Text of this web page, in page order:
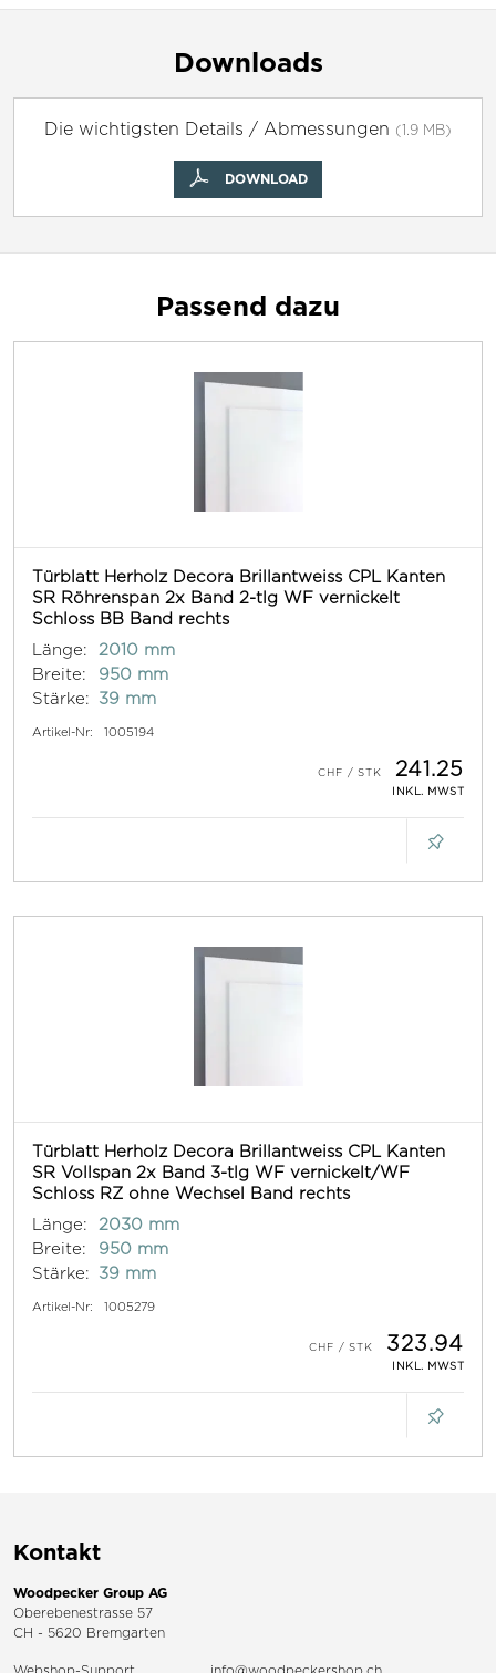
Downloads
Die wichtigsten Details / Abmessungen (1.9 MB)
DOWNLOAD
Passend dazu
Türblatt Herholz Decora Brillantweiss CPL Kanten
SR Röhrenspan 2x Band 2-tlg WF vernickelt
Schloss BB Band rechts
Länge:
2010 mm
Breite:
950 mm
Stärke:
39 mm
Artikel-Nr: 1005194
241.25
INKL. MWST
Türblatt Herholz Decora Brillantweiss CPL Kanten
SR Vollspan 2x Band 3-tlg WF vernickelt/WF
Schloss RZ ohne Wechsel Band rechts
Länge:
2030 mm
Breite:
950 mm
Stärke:
39 mm
Artikel-Nr: 1005279
323.94
INKL. MWST
Kontakt
Woodpecker Group AG
Oberebenestrasse 57
CH - 5620 Bremgarten